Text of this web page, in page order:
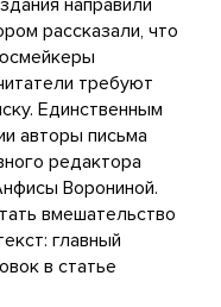
направили
рассказали, что
требуют
Единственным
авторы письма
редактора
Ворониной.
вмешательство
главный
в статье